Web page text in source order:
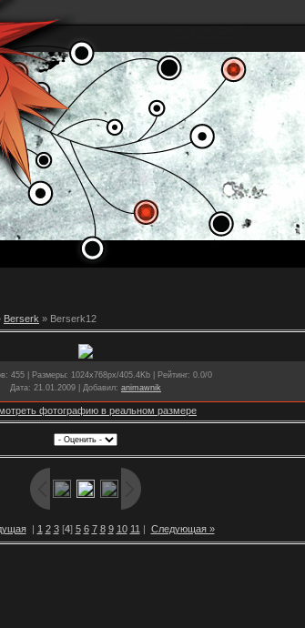
Berserk » Berserk12
: 455 | Размеры: 1024x768px/405.4Kb | Рейтинг: 0.0/0
Дата: 21.01.2009 | Добавил: animawnik
фотографию в реальном размере
| 1 2 3[4] 5 6 7 8 9 10 11 | Следующая »